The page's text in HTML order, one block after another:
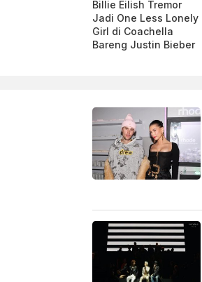
Billie Eilish Tremor
Jadi One Less Lonely
Girl di Coachella
Bareng Justin Bieber